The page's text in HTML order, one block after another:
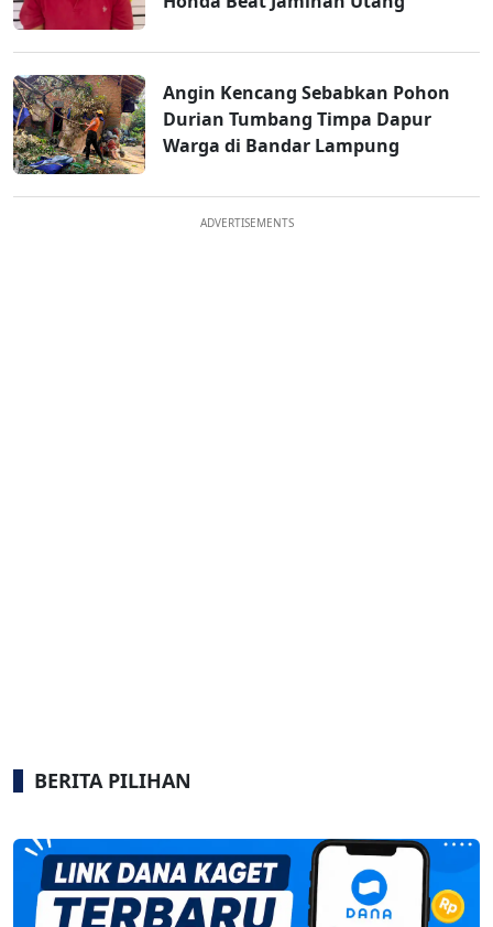
Angin Kencang Sebabkan Pohon
Durian Tumbang Timpa Dapur
Warga di Bandar Lampung
ADVERTISEMENTS
BERITA PILIHAN